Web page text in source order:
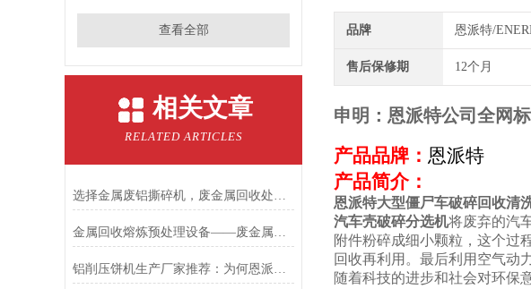
查看全部
相关文章
RELATED ARTICLES
选择金属废铝撕碎机，废金属回收处理不再是难题
金属回收熔炼预处理设备——废金属锤击撕碎机
铝削压饼机生产厂家推荐：为何恩派特是您的优选合作伙伴
品牌 恩派特/
售后保修期 12个月
申明：恩派特公司全网
产品品牌： 恩派特
产品简介：
恩派特大型僵尸车破碎回收清
汽车壳破碎分选机将废弃的汽
附件粉碎成细小颗粒，这个过
回收再利用。最后利用空气动
随着科技的进步和社会对环保